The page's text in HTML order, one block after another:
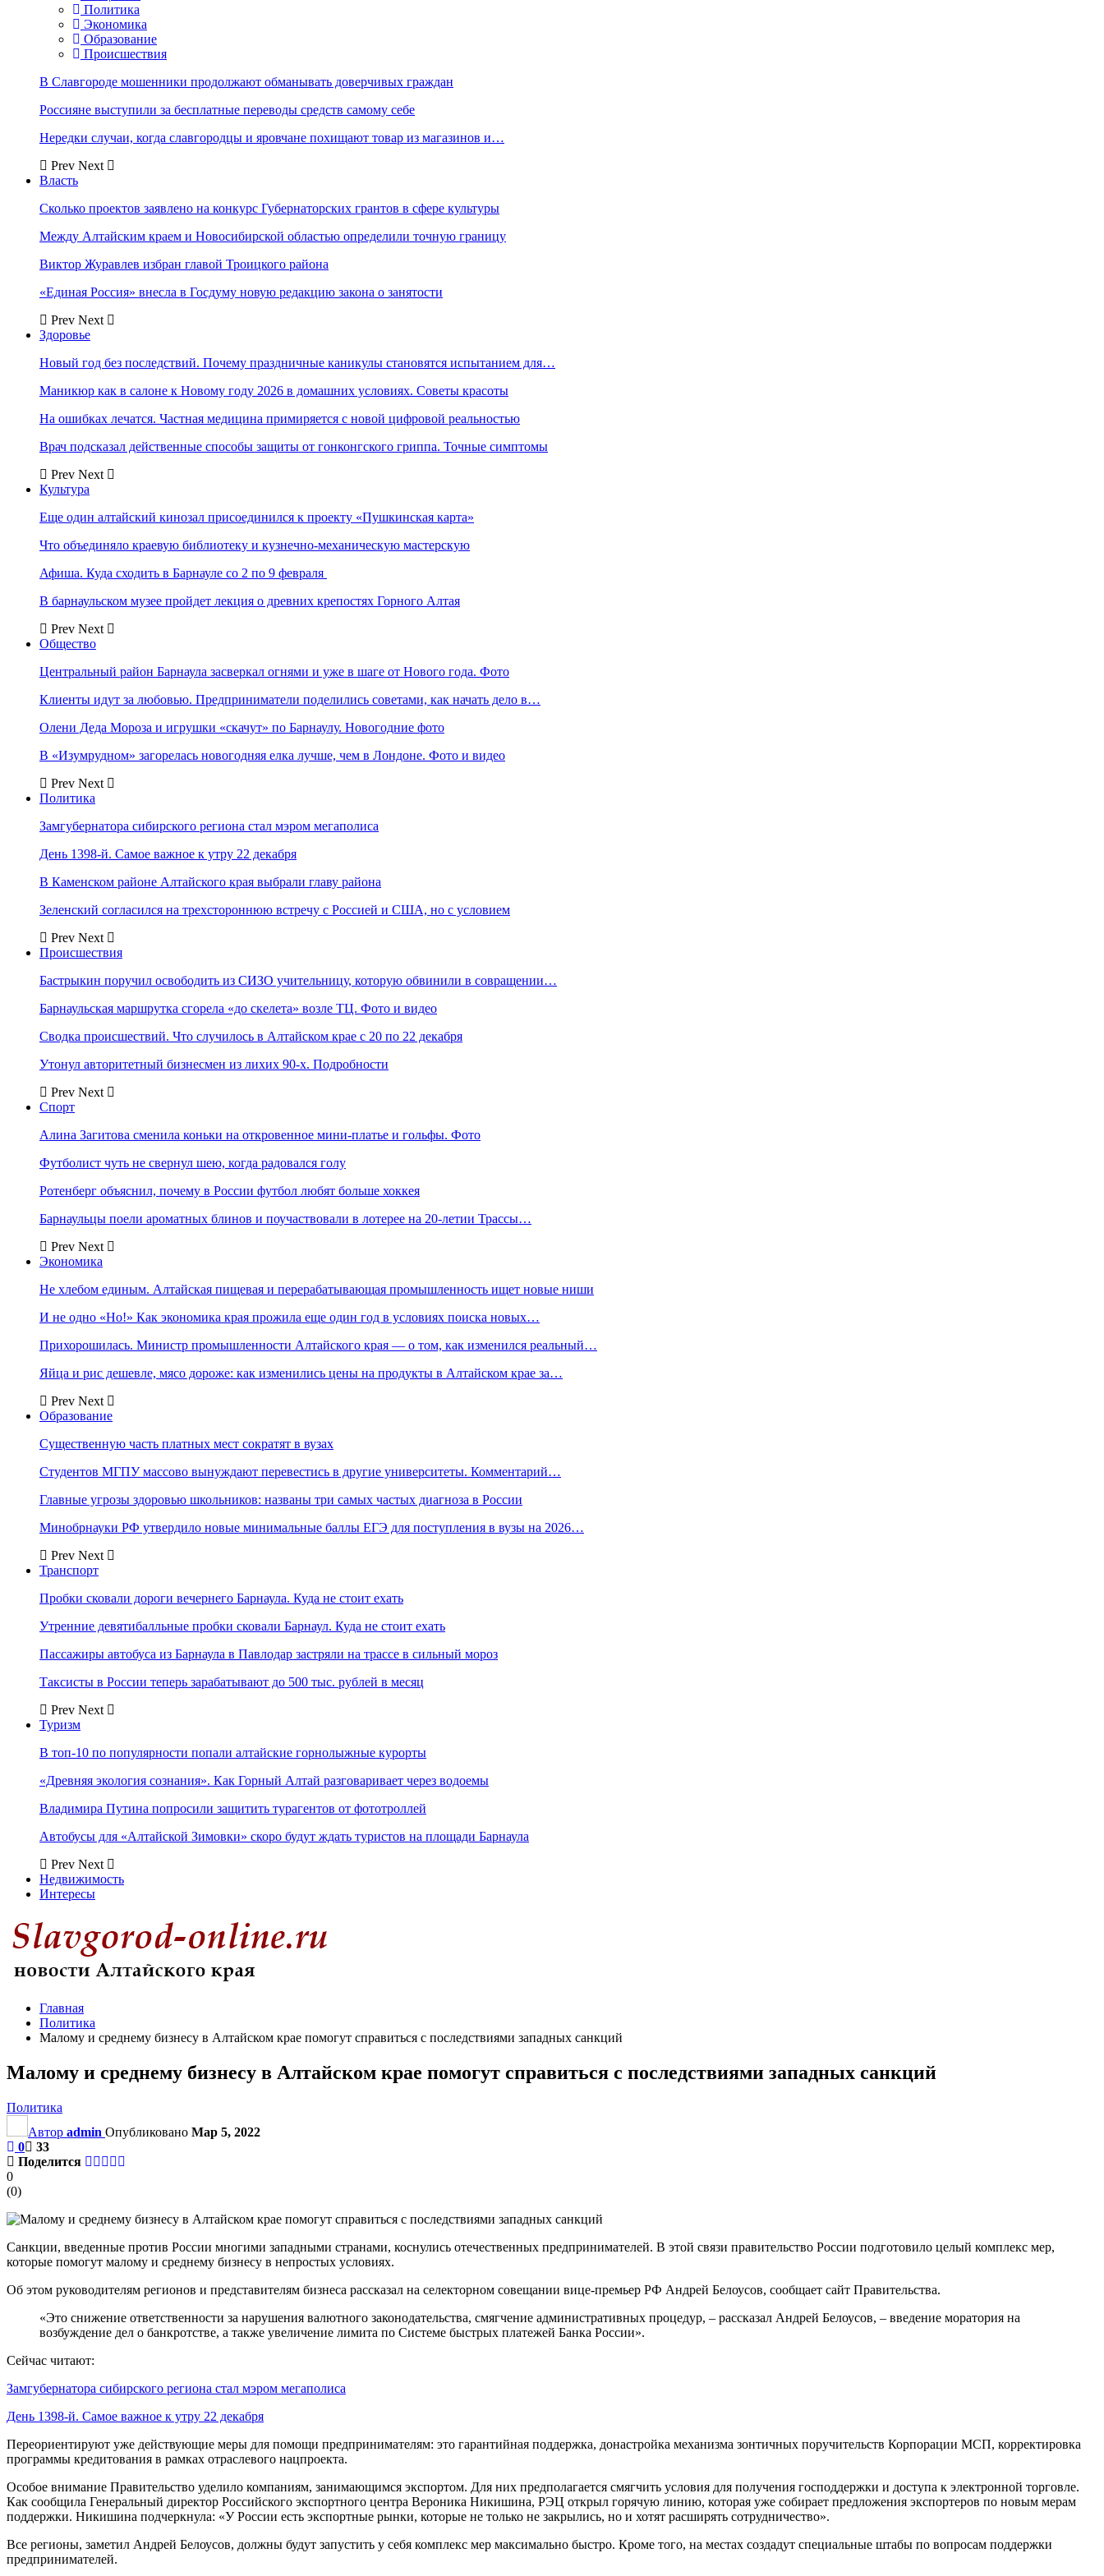
Политика
Экономика
Образование
Происшествия
В Славгороде мошенники продолжают обманывать доверчивых граждан
Россияне выступили за бесплатные переводы средств самому себе
Нередки случаи, когда славгородцы и яровчане похищают товар из магазинов и…
Prev Next
Власть
Сколько проектов заявлено на конкурс Губернаторских грантов в сфере культуры
Между Алтайским краем и Новосибирской областью определили точную границу
Виктор Журавлев избран главой Троицкого района
«Единая Россия» внесла в Госдуму новую редакцию закона о занятости
Prev Next
Здоровье
Новый год без последствий. Почему праздничные каникулы становятся испытанием для…
Маникюр как в салоне к Новому году 2026 в домашних условиях. Советы красоты
На ошибках лечатся. Частная медицина примиряется с новой цифровой реальностью
Врач подсказал действенные способы защиты от гонконгского гриппа. Точные симптомы
Prev Next
Культура
Еще один алтайский кинозал присоединился к проекту «Пушкинская карта»
Что объединяло краевую библиотеку и кузнечно-механическую мастерскую
Афиша. Куда сходить в Барнауле со 2 по 9 февраля
В барнаульском музее пройдет лекция о древних крепостях Горного Алтая
Prev Next
Общество
Центральный район Барнаула засверкал огнями и уже в шаге от Нового года. Фото
Клиенты идут за любовью. Предприниматели поделились советами, как начать дело в…
Олени Деда Мороза и игрушки «скачут» по Барнаулу. Новогодние фото
В «Изумрудном» загорелась новогодняя елка лучше, чем в Лондоне. Фото и видео
Prev Next
Политика
Замгубернатора сибирского региона стал мэром мегаполиса
День 1398-й. Самое важное к утру 22 декабря
В Каменском районе Алтайского края выбрали главу района
Зеленский согласился на трехстороннюю встречу с Россией и США, но с условием
Prev Next
Происшествия
Бастрыкин поручил освободить из СИЗО учительницу, которую обвинили в совращении…
Барнаульская маршрутка сгорела «до скелета» возле ТЦ. Фото и видео
Сводка происшествий. Что случилось в Алтайском крае с 20 по 22 декабря
Утонул авторитетный бизнесмен из лихих 90-х. Подробности
Prev Next
Спорт
Алина Загитова сменила коньки на откровенное мини-платье и гольфы. Фото
Футболист чуть не свернул шею, когда радовался голу
Ротенберг объяснил, почему в России футбол любят больше хоккея
Барнаульцы поели ароматных блинов и поучаствовали в лотерее на 20-летии Трассы…
Prev Next
Экономика
Не хлебом единым. Алтайская пищевая и перерабатывающая промышленность ищет новые ниши
И не одно «Но!» Как экономика края прожила еще один год в условиях поиска новых…
Прихорошилась. Министр промышленности Алтайского края — о том, как изменился реальный…
Яйца и рис дешевле, мясо дороже: как изменились цены на продукты в Алтайском крае за…
Prev Next
Образование
Существенную часть платных мест сократят в вузах
Студентов МГПУ массово вынуждают перевестись в другие университеты. Комментарий…
Главные угрозы здоровью школьников: названы три самых частых диагноза в России
Минобрнауки РФ утвердило новые минимальные баллы ЕГЭ для поступления в вузы на 2026…
Prev Next
Транспорт
Пробки сковали дороги вечернего Барнаула. Куда не стоит ехать
Утренние девятибалльные пробки сковали Барнаул. Куда не стоит ехать
Пассажиры автобуса из Барнаула в Павлодар застряли на трассе в сильный мороз
Таксисты в России теперь зарабатывают до 500 тыс. рублей в месяц
Prev Next
Туризм
В топ-10 по популярности попали алтайские горнолыжные курорты
«Древняя экология сознания». Как Горный Алтай разговаривает через водоемы
Владимира Путина попросили защитить турагентов от фототроллей
Автобусы для «Алтайской Зимовки» скоро будут ждать туристов на площади Барнаула
Prev Next
Недвижимость
Интересы
Главная
Политика
Малому и среднему бизнесу в Алтайском крае помогут справиться с последствиями западных санкций
Малому и среднему бизнесу в Алтайском крае помогут справиться с последствиями западных санкций
Политика
Автор admin Опубликовано Мар 5, 2022
0
33
Поделится
0
(0)
Санкции, введенные против России многими западными странами, коснулись отечественных предпринимателей. В этой связи правительство России подготовило целый комплекс мер,
которые помогут малому и среднему бизнесу в непростых условиях.
Об этом руководителям регионов и представителям бизнеса рассказал на селекторном совещании вице-премьер РФ Андрей Белоусов, сообщает сайт Правительства.
«Это снижение ответственности за нарушения валютного законодательства, смягчение административных процедур, – рассказал Андрей Белоусов, – введение моратория на
возбуждение дел о банкротстве, а также увеличение лимита по Системе быстрых платежей Банка России».
Сейчас читают:
Замгубернатора сибирского региона стал мэром мегаполиса
День 1398-й. Самое важное к утру 22 декабря
Переориентируют уже действующие меры для помощи предпринимателям: это гарантийная поддержка, донастройка механизма зонтичных поручительств Корпорации МСП, корректировка
программы кредитования в рамках отраслевого нацпроекта.
Особое внимание Правительство уделило компаниям, занимающимся экспортом. Для них предполагается смягчить условия для получения господдержки и доступа к электронной торговле.
Как сообщила Генеральный директор Российского экспортного центра Вероника Никишина, РЭЦ открыл горячую линию, которая уже собирает предложения экспортеров по новым мерам
поддержки. Никишина подчеркнула: «У России есть экспортные рынки, которые не только не закрылись, но и хотят расширять сотрудничество».
Все регионы, заметил Андрей Белоусов, должны будут запустить у себя комплекс мер максимально быстро. Кроме того, на местах создадут специальные штабы по вопросам поддержки
предпринимателей.